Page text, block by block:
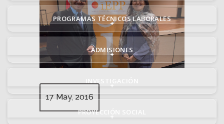
PROGRAMAS TÉCNICOS LABORALES
+
ADMISIONES
+
+
PROYECCIÓN SOCIAL
+
17 May, 2016